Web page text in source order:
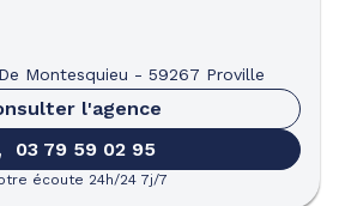
Montesquieu - 59267 Proville
l'agence
03 79 59 02 95
écoute 24h/24 7j/7